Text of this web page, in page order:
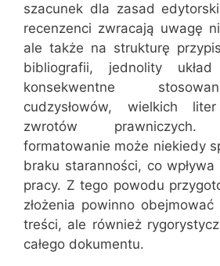
szacunek dla zasad
recenzenci zwracają uwagę
ale także na strukturę
bibliografii, jednolity
konsekwentne
cudzysłowów, wielkich
zwrotów prawniczych.
formatowanie może niekiedy
braku staranności, co
pracy. Z tego powodu
złożenia powinno
treści, ale również
całego dokumentu.